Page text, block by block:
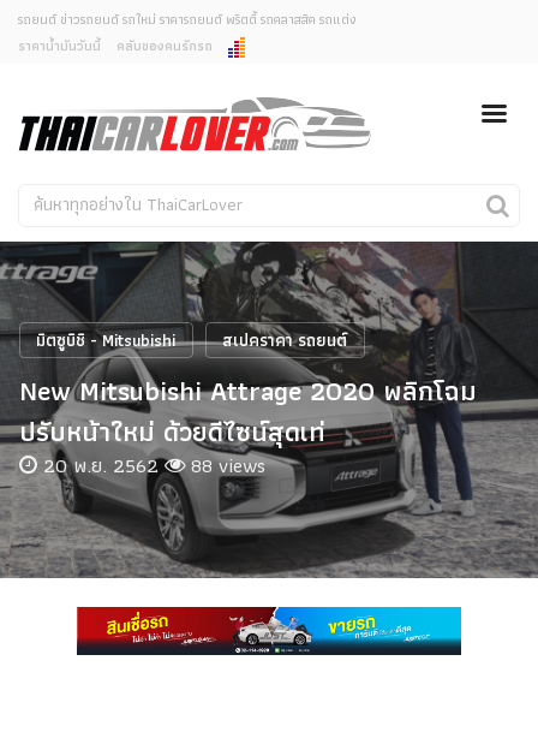
ยกเลิกการแจ้งเตือน
คุณต้องการยกเลิกการแจ้งเตือนข่าวสารเมื่อมีการอัพเดต
ใช่หรือไม่?
ไม่
รถยนต์ ข่าวรถยนต์ รถใหม่ ราคารถยนต์ พริตตี้ รถคลาสสิค รถแต่ง
ราคาน้ำมันวันนี้
คลับของคนรักรถ
รถใหม่
คนรักรถ
รถแต่ง
พริตตี้
งานแสดงรถ
Car In The Movie
สเปคราคา รถยนต์
มิตซูบิชิ - Mitsubishi สเปคราคา รถยนต์
New Mitsubishi Attrage 2020 พลิกโฉม
ปรับหน้าใหม่ ด้วยดีไซน์สุดเท่
20 พ.ย. 2562 88 views